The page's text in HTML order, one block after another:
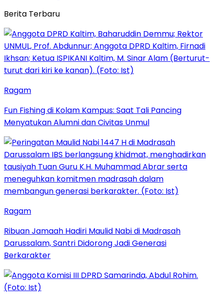
Berita Terbaru
Ragam
Fun Fishing di Kolam Kampus: Saat Tali Pancing
Menyatukan Alumni dan Civitas Unmul
Ragam
Ribuan Jamaah Hadiri Maulid Nabi di Madrasah
Darussalam, Santri Didorong Jadi Generasi
Berkarakter